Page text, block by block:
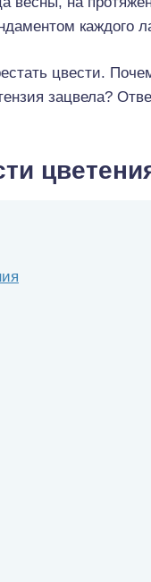
каждого
цвести.
зацвела?